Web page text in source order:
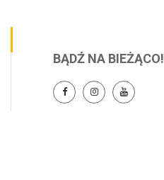
BĄDŹ NA BIEŻĄCO!